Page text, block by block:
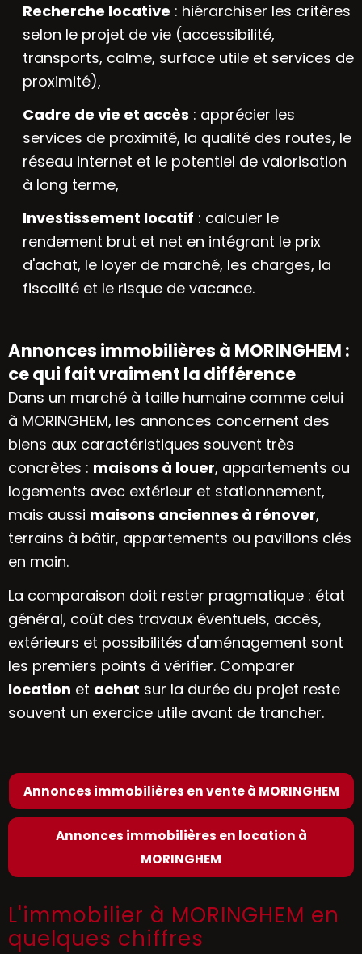
Recherche locative : hiérarchiser les critères
selon le projet de vie (accessibilité,
transports, calme, surface utile et services de
proximité),
Cadre de vie et accès : apprécier les
services de proximité, la qualité des routes, le
réseau internet et le potentiel de valorisation
à long terme,
Investissement locatif : calculer le
rendement brut et net en intégrant le prix
d'achat, le loyer de marché, les charges, la
fiscalité et le risque de vacance.
Annonces immobilières à MORINGHEM :
ce qui fait vraiment la différence
Dans un marché à taille humaine comme celui
à MORINGHEM, les annonces concernent des
biens aux caractéristiques souvent très
concrètes : maisons à louer, appartements ou
logements avec extérieur et stationnement,
mais aussi maisons anciennes à rénover,
terrains à bâtir, appartements ou pavillons clés
en main.
La comparaison doit rester pragmatique : état
général, coût des travaux éventuels, accès,
extérieurs et possibilités d'aménagement sont
les premiers points à vérifier. Comparer
location et achat sur la durée du projet reste
souvent un exercice utile avant de trancher.
Annonces immobilières en vente à MORINGHEM
Annonces immobilières en location à
MORINGHEM
L'immobilier à MORINGHEM en
quelques chiffres